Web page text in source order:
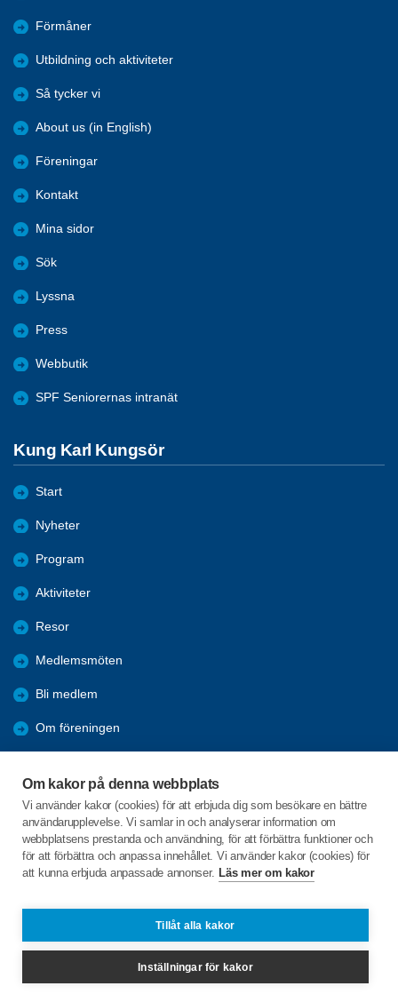
Om kakor på denna webbplats
Vi använder kakor (cookies) för att erbjuda dig som besökare en bättre
användarupplevelse. Vi samlar in och analyserar information om
webbplatsens prestanda och användning, för att förbättra funktioner och
för att förbättra och anpassa innehållet. Vi använder kakor (cookies) för
att kunna erbjuda anpassade annonser. Läs mer om kakor
Tillåt alla kakor
Inställningar för kakor
Förmåner
Utbildning och aktiviteter
Så tycker vi
About us (in English)
Föreningar
Kontakt
Mina sidor
Sök
Lyssna
Press
Webbutik
SPF Seniorernas intranät
Kung Karl Kungsör
Start
Nyheter
Program
Aktiviteter
Resor
Medlemsmöten
Bli medlem
Om föreningen
Förmåner
PROTOKOLL
C/o:Nils Olov Hult